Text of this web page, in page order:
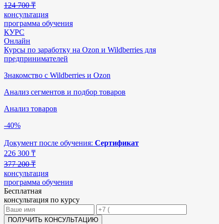
124 700 ₸
консультация
программа обучения
КУРС
Онлайн
Курсы по заработку на Ozon и Wildberries для
предпринимателей
Знакомство с Wildberries и Ozon
Анализ сегментов и подбор товаров
Анализ товаров
-40%
Документ после обучения: Сертификат
226 300 ₸
377 200 ₸
консультация
программа обучения
Бесплатная
консультация по курсу
ПОЛУЧИТЬ КОНСУЛЬТАЦИЮ